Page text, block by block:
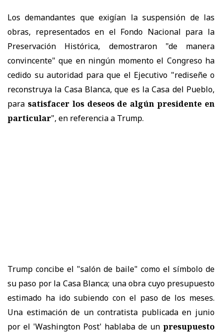
Los demandantes que exigían la suspensión de las
obras, representados en el Fondo Nacional para la
Preservación Histórica, demostraron "de manera
convincente" que en ningún momento el Congreso ha
cedido su autoridad para que el Ejecutivo "rediseñe o
reconstruya la Casa Blanca, que es la Casa del Pueblo,
para satisfacer los deseos de algún presidente en
particular", en referencia a Trump.
Trump concibe el "salón de baile" como el símbolo de
su paso por la Casa Blanca; una obra cuyo presupuesto
estimado ha ido subiendo con el paso de los meses.
Una estimación de un contratista publicada en junio
por el 'Washington Post' hablaba de un presupuesto